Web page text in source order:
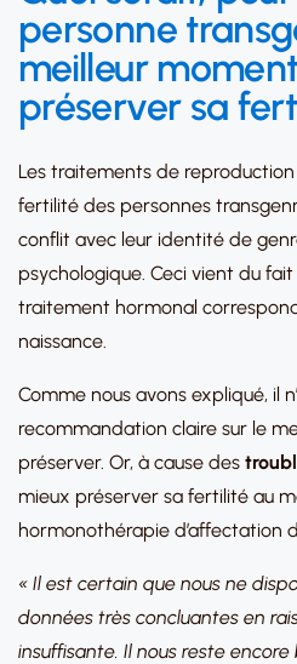
personne
meilleur
préserver sa
Les traitements de
fertilité des personnes
conflit avec leur identité de
psychologique. Ceci vient du
traitement hormonal
naissance.
Comme nous avons expliqué, il
recommandation claire sur le
préserver. Or, à cause des
mieux préserver sa fertilité au
hormonothérapie d’affectation
« Il est certain que nous ne
données très concluantes en
insuffisante. Il nous reste